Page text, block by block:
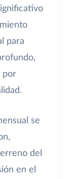
para
por
se
del
en el